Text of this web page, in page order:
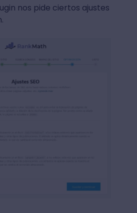
nos pide ciertos ajustes